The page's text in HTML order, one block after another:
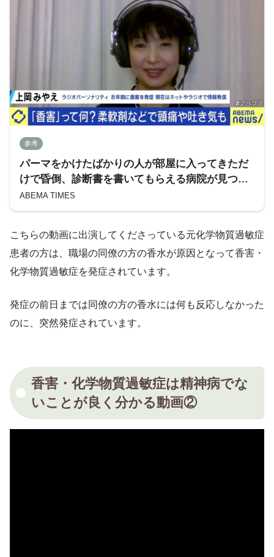
参考
パーマをかけたばかりの人が部屋に入ってきただ
けで昏倒、診断書を書いてもらえる病院が見つか
らず…香水などの「香害」に苦しんだ女性 | 国内 |
ABEMA TIMES | アベマタイムズ
ABEMA TIMES
こちらの動画に出演してくださっている元化学物質過敏症
患者の方は、職場の同僚の方の香水が原因となって香害・
化学物質過敏症を発症されています。
発症の前日までは同僚の方の香水には何も反応しなかった
のに、突然発症されています。
香害・化学物質過敏症は精神病でな
いことが良く分かる動画②